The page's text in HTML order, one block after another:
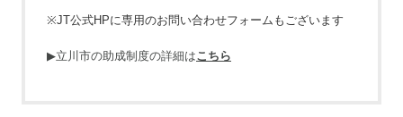
※JT公式HPに専用のお問い合わせフォームもございます
▶立川市の助成制度の詳細はこちら